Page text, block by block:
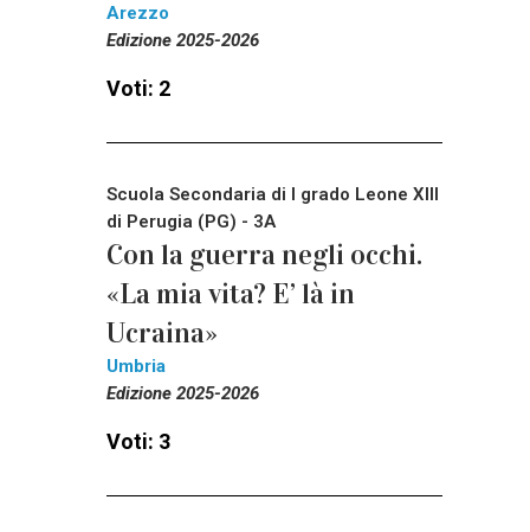
Arezzo
Edizione 2025-2026
Voti: 2
Scuola Secondaria di I grado Leone XIII
di Perugia (PG) - 3A
Con la guerra negli occhi.
«La mia vita? E’ là in
Ucraina»
Umbria
Edizione 2025-2026
Voti: 3